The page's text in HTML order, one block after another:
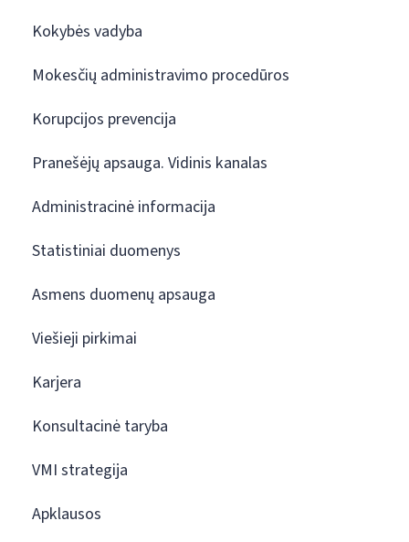
Kokybės vadyba
Mokesčių administravimo procedūros
Korupcijos prevencija
Pranešėjų apsauga. Vidinis kanalas
Administracinė informacija
Statistiniai duomenys
Asmens duomenų apsauga
Viešieji pirkimai
Karjera
Konsultacinė taryba
VMI strategija
Apklausos